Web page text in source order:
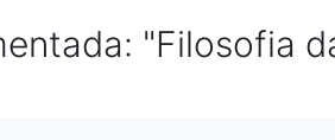
"Filosofia